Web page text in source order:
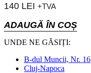
140 LEI +TVA
ADAUGĂ ÎN COȘ
UNDE NE GĂSIȚI:
B-dul Muncii, Nr. 16
Cluj-Napoca